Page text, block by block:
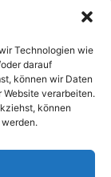
Technologien wie
darauf
können wir Daten
verarbeiten.
können